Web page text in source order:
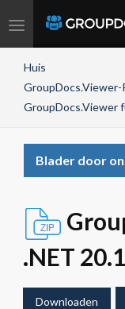
Toggle
Huis
GroupDocs.Viewer
Blader door
.NET
Downloaden